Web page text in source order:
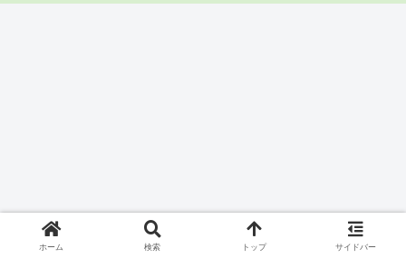
ホーム 検索 トップ サイドバー